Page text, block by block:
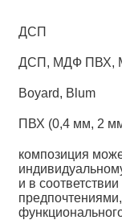
ДСП
ДСП, МДФ ПВХ,
Boyard, Blum
ПВХ (0,4 мм, 2
композиция
и в